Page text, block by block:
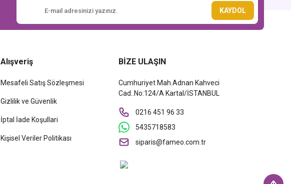
KAYDOL
Alışveriş
Mesafeli Satış Sözleşmesi
Gizlilik ve Güvenlik
İptal İade Koşullari
Kişisel Veriler Politikası
BİZE ULAŞIN
Cumhuriyet Mah.Adnan Kahveci
Cad..No:124/A Kartal/İSTANBUL
0216 451 96 33
5435718583
siparis@fameo.com.tr